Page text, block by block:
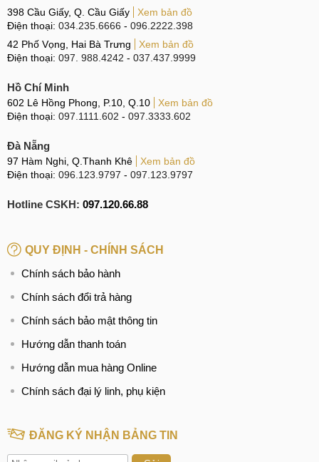
398 Cầu Giấy, Q. Cầu Giấy
Xem bản đồ
Điện thoại: 034.235.6666 - 096.2222.398
42 Phố Vọng, Hai Bà Trưng
Xem bản đồ
Điện thoại: 097. 988.4242 - 037.437.9999
Hồ Chí Minh
602 Lê Hồng Phong, P.10, Q.10
Xem bản đồ
Điện thoại: 097.1111.602 - 097.3333.602
Đà Nẵng
97 Hàm Nghi, Q.Thanh Khê
Xem bản đồ
Điện thoại: 096.123.9797 - 097.123.9797
Hotline CSKH: 097.120.66.88
QUY ĐỊNH - CHÍNH SÁCH
Chính sách bảo hành
Chính sách đổi trả hàng
Chính sách bảo mật thông tin
Hướng dẫn thanh toán
Hướng dẫn mua hàng Online
Chính sách đại lý linh, phụ kiện
ĐĂNG KÝ NHẬN BẢNG TIN